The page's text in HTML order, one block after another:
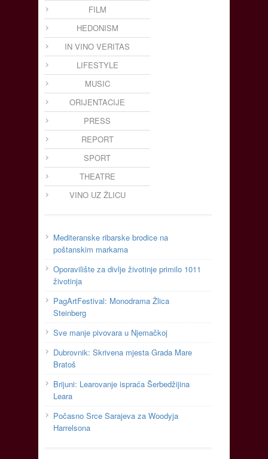
FILM
HEDONISM
IN VINO VERITAS
LIFESTYLE
MUSIC
ORIJENTACIJE
PRESS
REPORT
SPORT
THEATRE
VINO UZ ŽLICU
Mediteranske ribarske brodice na
poštanskim markama
Oporavilište za divlje životinje primilo 1011
životinja
PagArtFestival: Monodrama Žlica
Steinberg
Sve manje pivovara u Njemačkoj
Dubrovnik: Skrivena mjesta Grada Mare
Bratoš
Brijuni: Learovanje ispraća Šerbedžijina
Leara
Počasno Srce Sarajeva za Woodyja
Harrelsona